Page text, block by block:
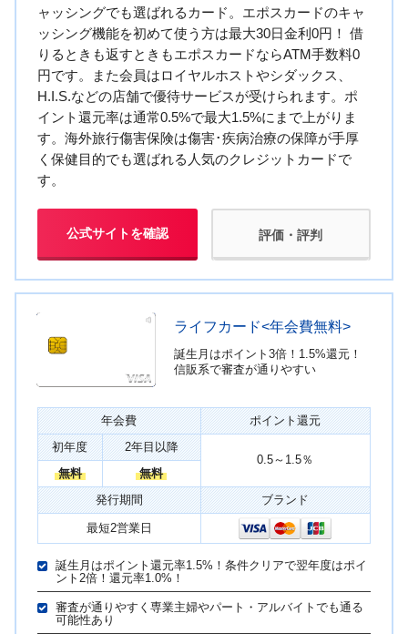
ャッシングでも選ばれるカード。エポスカードのキャ
ッシング機能を初めて使う方は最大30日金利0円！ 借
りるときも返すときもエポスカードならATM手数料0
円です。また会員はロイヤルホストやシダックス、
H.I.S.などの店舗で優待サービスが受けられます。ポ
イント還元率は通常0.5%で最大1.5%にまで上がりま
す。海外旅行傷害保険は傷害･疾病治療の保障が手厚
く保健目的でも選ばれる人気のクレジットカードで
す。
公式サイトを確認 評価・評判
ライフカード<年会費無料>
誕生月はポイント3倍！1.5%還元！
信販系で審査が通りやすい
年会費
ポイント還元
初年度
2年目以降
0.5～1.5％
無料
無料
発行期間
ブランド
最短2営業日
誕生月はポイント還元率1.5%！条件クリアで翌年度はポイ
ント2倍！還元率1.0%！
審査が通りやすく専業主婦やパート・アルバイトでも通る
可能性あり